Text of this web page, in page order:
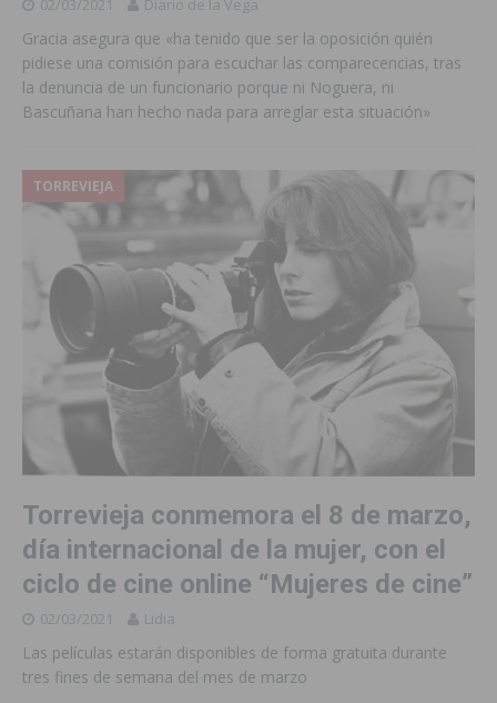
02/03/2021 Diario de la Vega
Gracia asegura que «ha tenido que ser la oposición quién
pidiese una comisión para escuchar las comparecencias, tras
la denuncia de un funcionario porque ni Noguera, ni
Bascuñana han hecho nada para arreglar esta situación»
TORREVIEJA
Torrevieja conmemora el 8 de marzo,
día internacional de la mujer, con el
ciclo de cine online “Mujeres de cine”
02/03/2021 Lidia
Las películas estarán disponibles de forma gratuita durante
tres fines de semana del mes de marzo